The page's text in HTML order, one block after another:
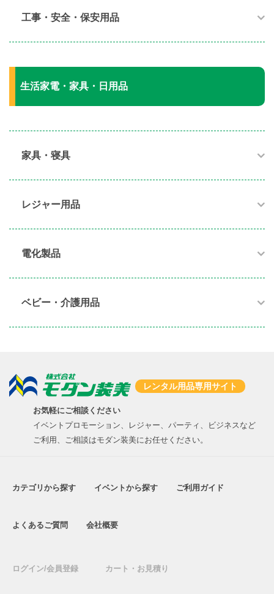
工事・安全・保安用品
生活家電・家具・日用品
家具・寝具​
レジャー用品
電化製品​
ベビー・介護用品​
レンタル用品専用サイト
お気軽にご相談ください
イベントプロモーション、レジャー、パーティ、ビジネスなど
ご利用、ご相談はモダン装美にお任せください。
カテゴリから探す イベントから探す ご利用ガイド
よくあるご質問 会社概要
ログイン/会員登録 カート・お見積り